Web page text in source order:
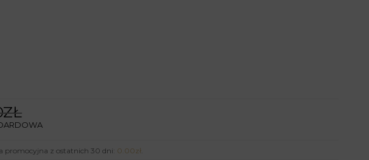
promocyjna z ostatnich 30 dni: 0.00zł.